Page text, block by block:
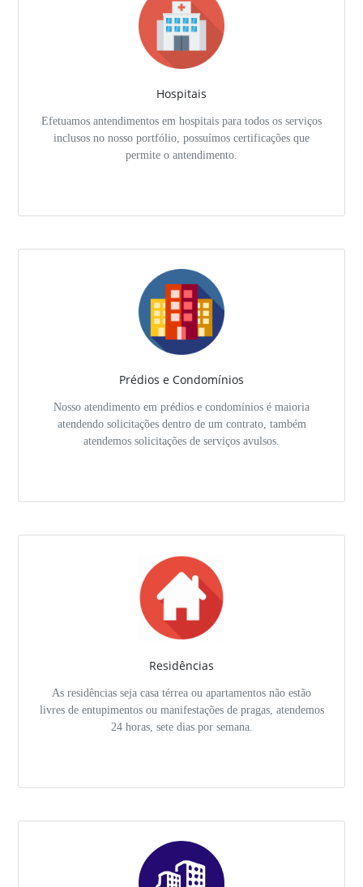
Hospitais
Efetuamos antendimentos em hospitais para todos os serviços
inclusos no nosso portfólio, possuímos certificações que
permite o antendimento.
Prédios e Condomínios
Nosso atendimento em prédios e condomínios é maioria
atendendo solicitações dentro de um contrato, também
atendemos solicitações de serviços avulsos.
Residências
As residências seja casa térrea ou apartamentos não estão
livres de entupimentos ou manifestações de pragas, atendemos
24 horas, sete dias por semana.